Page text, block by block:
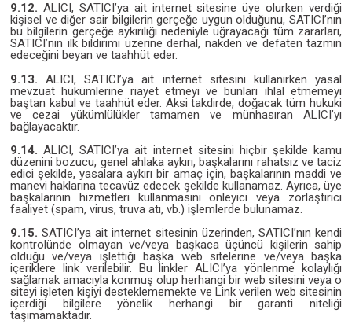
9.12. ALICI, SATICI’ya ait internet sitesine üye olurken verdiği
kişisel ve diğer sair bilgilerin gerçeğe uygun olduğunu, SATICI’nın
bu bilgilerin gerçeğe aykırılığı nedeniyle uğrayacağı tüm zararları,
SATICI’nın ilk bildirimi üzerine derhal, nakden ve defaten tazmin
edeceğini beyan ve taahhüt eder.
9.13. ALICI, SATICI’ya ait internet sitesini kullanırken yasal
mevzuat hükümlerine riayet etmeyi ve bunları ihlal etmemeyi
baştan kabul ve taahhüt eder. Aksi takdirde, doğacak tüm hukuki
ve cezai yükümlülükler tamamen ve münhasıran ALICI’yı
bağlayacaktır.
9.14. ALICI, SATICI’ya ait internet sitesini hiçbir şekilde kamu
düzenini bozucu, genel ahlaka aykırı, başkalarını rahatsız ve taciz
edici şekilde, yasalara aykırı bir amaç için, başkalarının maddi ve
manevi haklarına tecavüz edecek şekilde kullanamaz. Ayrıca, üye
başkalarının hizmetleri kullanmasını önleyici veya zorlaştırıcı
faaliyet (spam, virus, truva atı, vb.) işlemlerde bulunamaz.
9.15. SATICI’ya ait internet sitesinin üzerinden, SATICI’nın kendi
kontrolünde olmayan ve/veya başkaca üçüncü kişilerin sahip
olduğu ve/veya işlettiği başka web sitelerine ve/veya başka
içeriklere link verilebilir. Bu linkler ALICI’ya yönlenme kolaylığı
sağlamak amacıyla konmuş olup herhangi bir web sitesini veya o
siteyi işleten kişiyi desteklememekte ve Link verilen web sitesinin
içerdiği bilgilere yönelik herhangi bir garanti niteliği
taşımamaktadır.